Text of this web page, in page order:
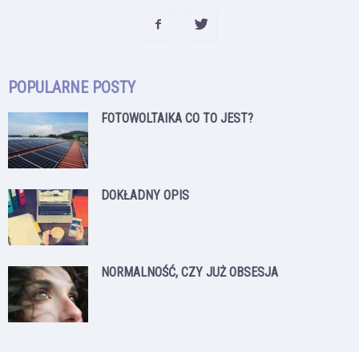
POPULARNE POSTY
FOTOWOLTAIKA CO TO JEST?
DOKŁADNY OPIS
NORMALNOŚĆ, CZY JUŻ OBSESJA